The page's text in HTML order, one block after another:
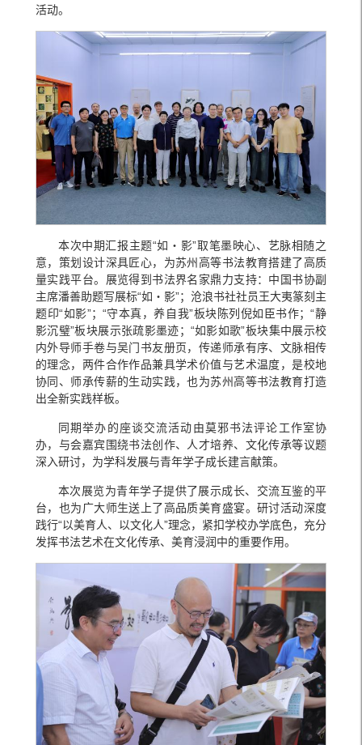
活动。
本次中期汇报主题“如・影”取笔墨映心、艺脉相随之
意，策划设计深具匠心，为苏州高等书法教育搭建了高质
量实践平台。展览得到书法界名家鼎力支持：中国书协副
主席潘善助题写展标“如・影”；沧浪书社社员王大夷篆刻主
题印“如影”；“守本真，养自我”板块陈列倪如臣书作；“静
影沉璧”板块展示张疏影墨迹；“如影如歌”板块集中展示校
内外导师手卷与吴门书友册页，传递师承有序、文脉相传
的理念，两件合作作品兼具学术价值与艺术温度，是校地
协同、师承传薪的生动实践，也为苏州高等书法教育打造
出全新实践样板。
同期举办的座谈交流活动由莫邪书法评论工作室协
办，与会嘉宾围绕书法创作、人才培养、文化传承等议题
深入研讨，为学科发展与青年学子成长建言献策。
本次展览为青年学子提供了展示成长、交流互鉴的平
台，也为广大师生送上了高品质美育盛宴。研讨活动深度
践行“以美育人、以文化人”理念，紧扣学校办学底色，充分
发挥书法艺术在文化传承、美育浸润中的重要作用。